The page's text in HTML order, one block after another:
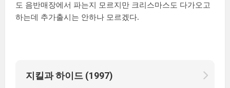
도 음반매장에서 파는지 모르지만 크리스마스도 다가오고
하는데 추가출시는 안하나 모르겠다.
지킬과 하이드 (1997)